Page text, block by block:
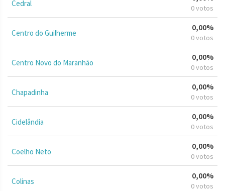
Cedral 0 votos
Centro do Guilherme
0,00%
0 votos
Centro Novo do Maranhão
0,00%
0 votos
Chapadinha
0,00%
0 votos
Cidelândia
0,00%
0 votos
Coelho Neto
0,00%
0 votos
Colinas
0,00%
0 votos